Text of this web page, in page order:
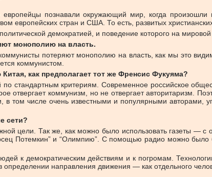
познавали окружающий мир, когда произошли
европейских стран и США. То есть, развитых
демократией, и поведение которого на
монополию на власть.
потеряют монополию на власть, как мы это
коммунистом.
как предполагает тот же Френсис Фукуяма?
стандартным критериям. Современное российское
отвергает коммунизм, но не отвергает авторитаризм.
том числе очень известными и популярными авторами,
сети?
цели. Так же, как можно было использовать газеты — с
Потемкин” и “Олимпию”. С помощью радио можно было
к демократическим действиям и к погромам.
направления движения — как отдельного